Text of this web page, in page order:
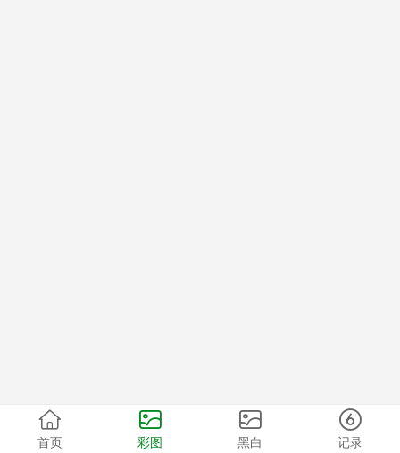
首页 彩图 黑白 记录